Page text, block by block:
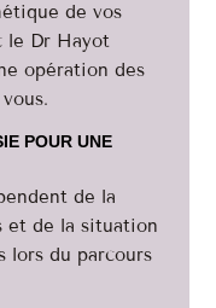
de vos
le Dr Hayot
opération des
POUR UNE
de la
et de la situation
lors du parcours